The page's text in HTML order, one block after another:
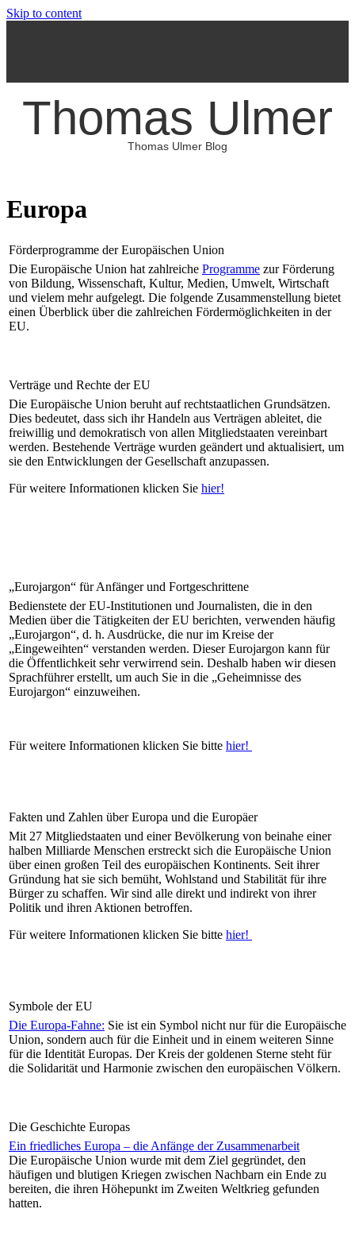
Skip to content
Thomas Ulmer
Thomas Ulmer Blog
Europa
Förderprogramme der Europäischen Union
Die Europäische Union hat zahlreiche Programme zur Förderung
von Bildung, Wissenschaft, Kultur, Medien, Umwelt, Wirtschaft
und vielem mehr aufgelegt. Die folgende Zusammenstellung bietet
einen Überblick über die zahlreichen Fördermöglichkeiten in der
EU.
Verträge und Rechte der EU
Die Europäische Union beruht auf rechtstaatlichen Grundsätzen.
Dies bedeutet, dass sich ihr Handeln aus Verträgen ableitet, die
freiwillig und demokratisch von allen Mitgliedstaaten vereinbart
werden. Bestehende Verträge wurden geändert und aktualisiert, um
sie den Entwicklungen der Gesellschaft anzupassen.
Für weitere Informationen klicken Sie hier!
„Eurojargon“ für Anfänger und Fortgeschrittene
Bedienstete der EU-Institutionen und Journalisten, die in den
Medien über die Tätigkeiten der EU berichten, verwenden häufig
„Eurojargon“, d. h. Ausdrücke, die nur im Kreise der
„Eingeweihten“ verstanden werden. Dieser Eurojargon kann für
die Öffentlichkeit sehr verwirrend sein. Deshalb haben wir diesen
Sprachführer erstellt, um auch Sie in die „Geheimnisse des
Eurojargon“ einzuweihen.
Für weitere Informationen klicken Sie bitte hier!
Fakten und Zahlen über Europa und die Europäer
Mit 27 Mitgliedstaaten und einer Bevölkerung von beinahe einer
halben Milliarde Menschen erstreckt sich die Europäische Union
über einen großen Teil des europäischen Kontinents. Seit ihrer
Gründung hat sie sich bemüht, Wohlstand und Stabilität für ihre
Bürger zu schaffen. Wir sind alle direkt und indirekt von ihrer
Politik und ihren Aktionen betroffen.
Für weitere Informationen klicken Sie bitte hier!
Symbole der EU
Die Europa-Fahne: Sie ist ein Symbol nicht nur für die Europäische
Union, sondern auch für die Einheit und in einem weiteren Sinne
für die Identität Europas. Der Kreis der goldenen Sterne steht für
die Solidarität und Harmonie zwischen den europäischen Völkern.
Die Geschichte Europas
Ein friedliches Europa – die Anfänge der Zusammenarbeit
Die Europäische Union wurde mit dem Ziel gegründet, den
häufigen und blutigen Kriegen zwischen Nachbarn ein Ende zu
bereiten, die ihren Höhepunkt im Zweiten Weltkrieg gefunden
hatten.